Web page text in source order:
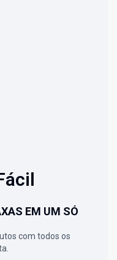
EM UM SÓ
com todos os